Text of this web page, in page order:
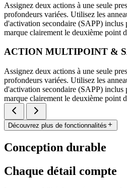
Assignez deux actions à une seule
profondeurs variées. Utilisez les
d'activation secondaire (SAPP) inclus
marque clairement le deuxième point
ACTION MULTIPOINT &
Assignez deux actions à une seule
profondeurs variées. Utilisez les
d'activation secondaire (SAPP) inclus
marque clairement le deuxième point
Découvrez plus de fonctionnalités
Conception durable
Chaque détail compte